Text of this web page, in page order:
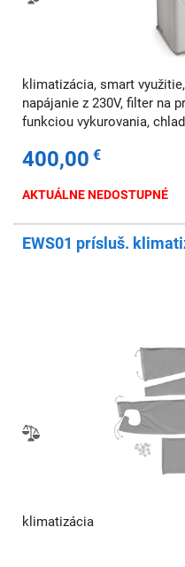
klimatizácia, smart
napájanie z 230V, filter na
funkciou vykurovania,
plochu do 26 m2, diaľkové
400,00 €
AKTUÁLNE NEDOSTUPNÉ
EWS01 prísluš.
klimatizácia